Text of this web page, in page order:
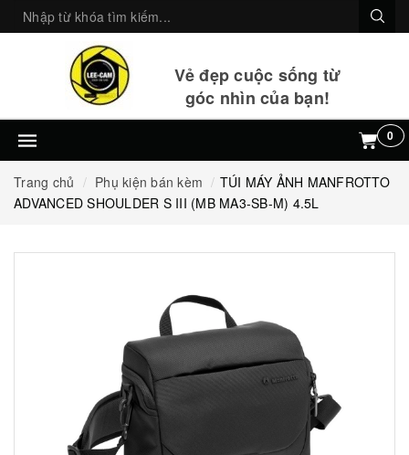
Vẻ đẹp cuộc sống từ
góc nhìn của bạn!
0
Trang chủ Phụ kiện bán kèm
TÚI MÁY ẢNH MANFROTTO
ADVANCED SHOULDER S III (MB MA3-SB-M) 4.5L